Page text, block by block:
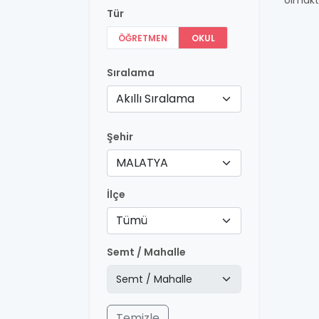
Tür
ÖĞRETMEN OKUL
Sıralama
Akıllı Sıralama
Şehir
MALATYA
İlçe
Tümü
Semt / Mahalle